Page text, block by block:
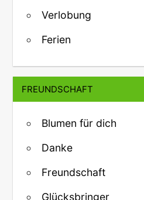
Verlobung
Ferien
FREUNDSCHAFT
Blumen für dich
Danke
Freundschaft
Glücksbringer